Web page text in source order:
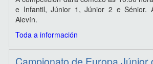
e Infantil, Júnior 1, Júnior 2 e Sénior.
Alevín.
Toda a información